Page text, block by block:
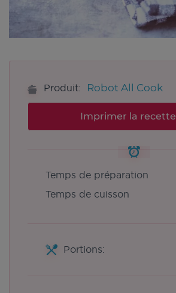
Produit: Robot All Cook
Imprimer la recette
Temps de préparation
Temps de cuisson
Portions: